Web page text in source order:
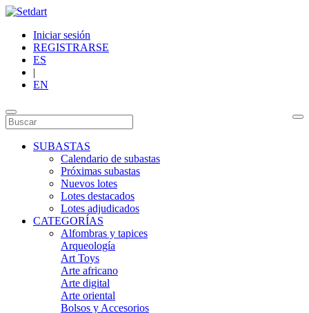
Iniciar sesión
REGISTRARSE
ES
|
EN
SUBASTAS
Calendario de subastas
Próximas subastas
Nuevos lotes
Lotes destacados
Lotes adjudicados
CATEGORÍAS
Alfombras y tapices
Arqueología
Art Toys
Arte africano
Arte digital
Arte oriental
Bolsos y Accesorios